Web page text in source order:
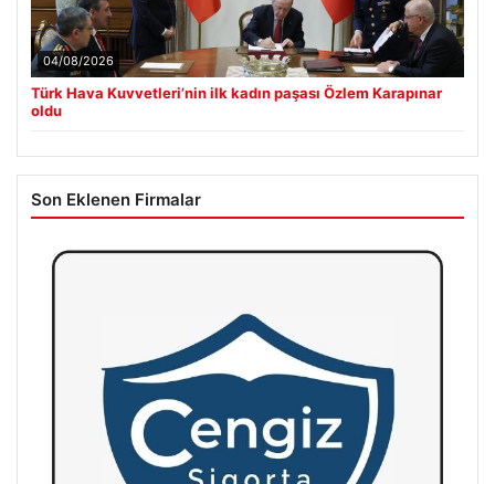
04/08/2026
Türk Hava Kuvvetleri’nin ilk kadın paşası Özlem Karapınar
oldu
Son Eklenen Firmalar